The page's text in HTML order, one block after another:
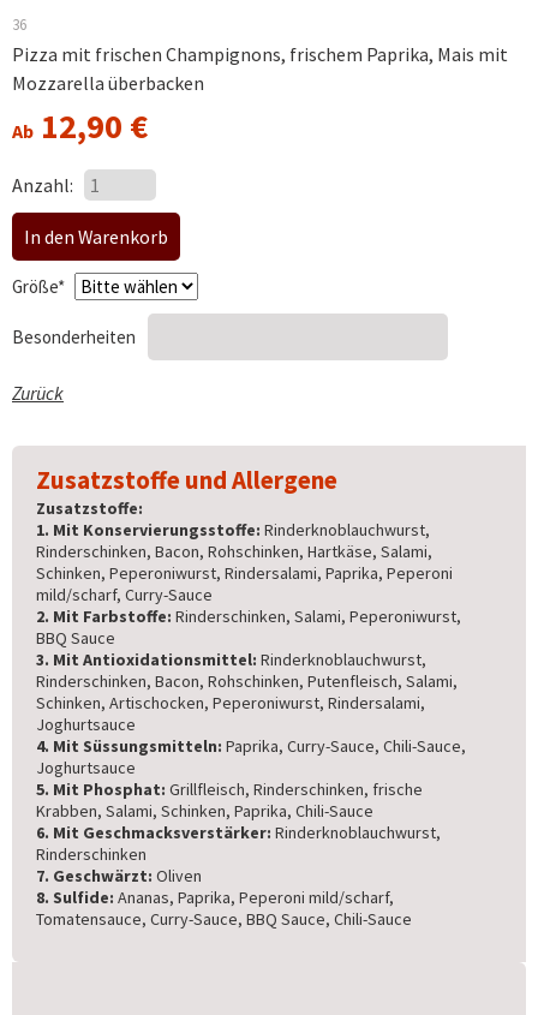
36
Pizza mit frischen Champignons, frischem Paprika, Mais mit
Mozzarella überbacken
Ab 12,90 €
Anzahl:
Pflichtfeld
Größe*
Besonderheiten
Zurück
Zusatzstoffe und Allergene
Zusatzstoffe:
1. Mit Konservierungsstoffe: Rinderknoblauchwurst,
Rinderschinken, Bacon, Rohschinken, Hartkäse, Salami,
Schinken, Peperoniwurst, Rindersalami, Paprika, Peperoni
mild/scharf, Curry-Sauce
2. Mit Farbstoffe: Rinderschinken, Salami, Peperoniwurst,
BBQ Sauce
3. Mit Antioxidationsmittel: Rinderknoblauchwurst,
Rinderschinken, Bacon, Rohschinken, Putenfleisch, Salami,
Schinken, Artischocken, Peperoniwurst, Rindersalami,
Joghurtsauce
4. Mit Süssungsmitteln: Paprika, Curry-Sauce, Chili-Sauce,
Joghurtsauce
5. Mit Phosphat: Grillfleisch, Rinderschinken, frische
Krabben, Salami, Schinken, Paprika, Chili-Sauce
6. Mit Geschmacksverstärker: Rinderknoblauchwurst,
Rinderschinken
7. Geschwärzt: Oliven
8. Sulfide: Ananas, Paprika, Peperoni mild/scharf,
Tomatensauce, Curry-Sauce, BBQ Sauce, Chili-Sauce